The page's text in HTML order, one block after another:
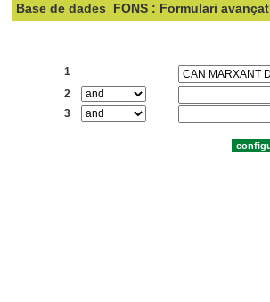
Base de dades FONS : Formulari avançat
1
2
3